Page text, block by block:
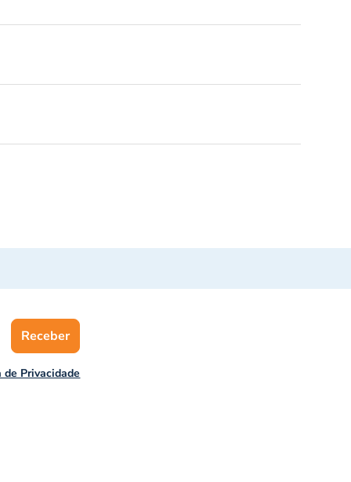
de Privacidade
Receber